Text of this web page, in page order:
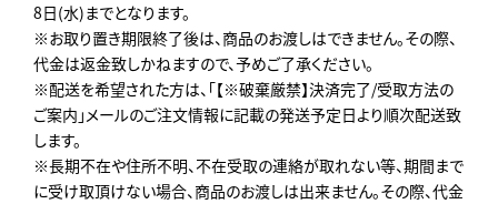
8日(水)までとなります。
※お取り置き期限終了後は、商品のお渡しはできません。その際、
代金は返金致しかねますので、予めご了承ください。
※配送を希望された方は、「【※破棄厳禁】決済完了/受取方法の
ご案内」メールのご注文情報に記載の発送予定日より順次配送致
します。
※長期不在や住所不明、不在受取の連絡が取れない等、期間まで
に受け取頂けない場合、商品のお渡しは出来ません。その際、代金